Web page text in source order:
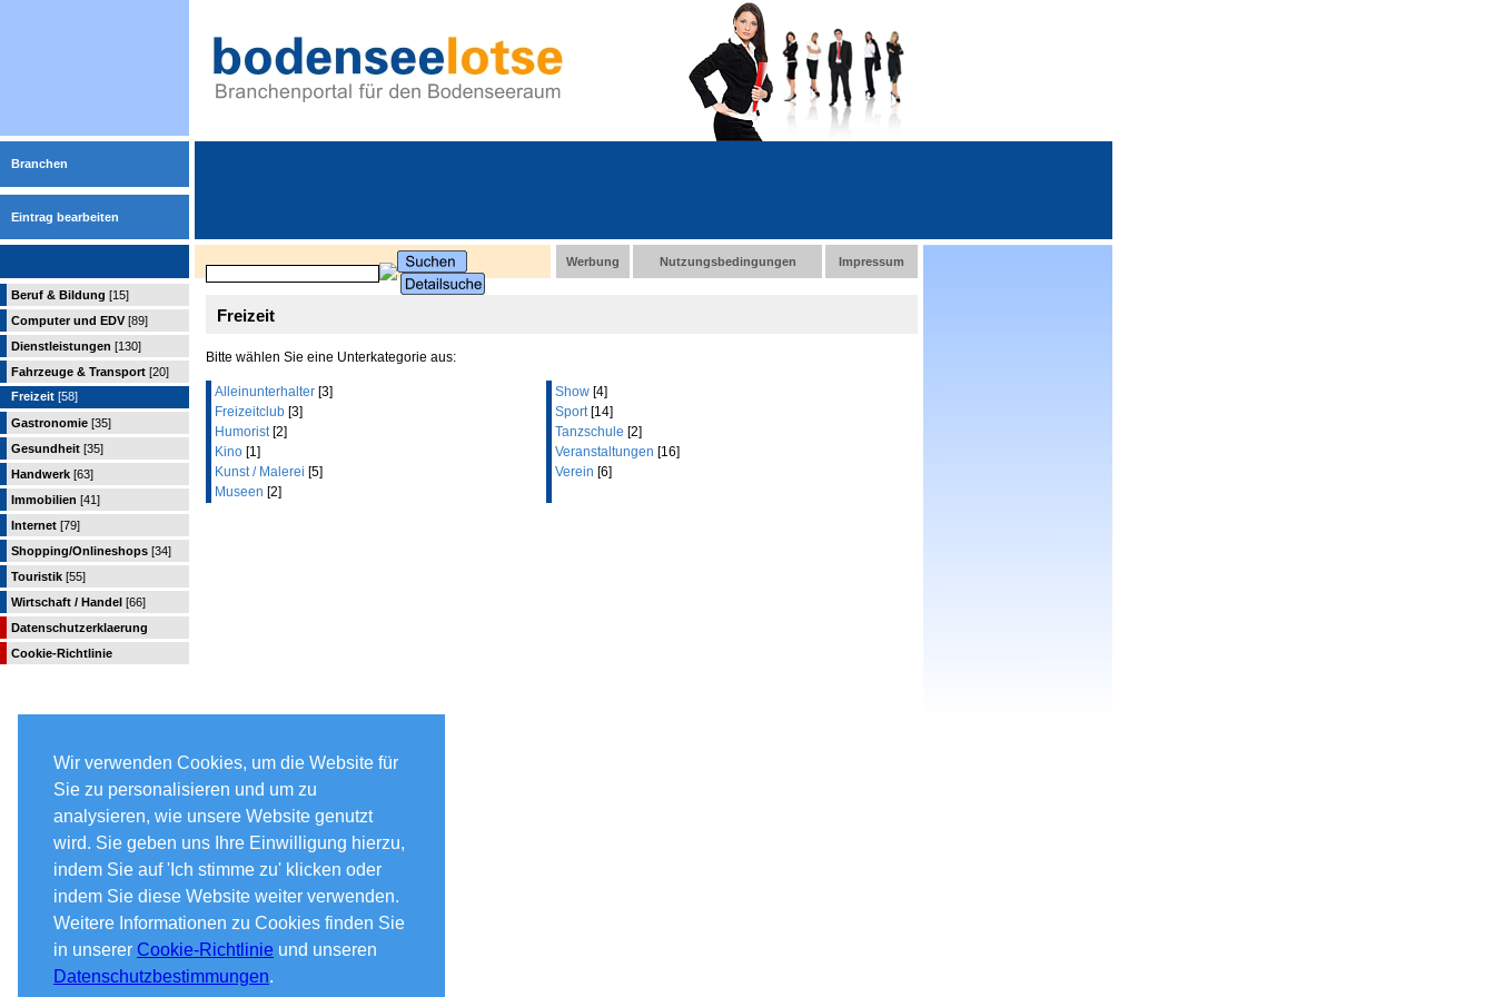
Wir verwenden Cookies, um die Website für
Sie zu personalisieren und um zu
analysieren, wie unsere Website genutzt
wird. Sie geben uns Ihre Einwilligung hierzu,
indem Sie auf 'Ich stimme zu' klicken oder
indem Sie diese Website weiter verwenden.
Weitere Informationen zu Cookies finden Sie
in unserer Cookie-Richtlinie und unseren
Datenschutzbestimmungen.
Branchen
Eintrag bearbeiten
Werbung Nutzungsbedingungen Impressum
Beruf & Bildung [15]
Computer und EDV [89]
Dienstleistungen [130]
Fahrzeuge & Transport [20]
Freizeit [58]
Gastronomie [35]
Gesundheit [35]
Handwerk [63]
Immobilien [41]
Internet [79]
Shopping/Onlineshops [34]
Touristik [55]
Wirtschaft / Handel [66]
Datenschutzerklaerung
Cookie-Richtlinie
Freizeit
Bitte wählen Sie eine Unterkategorie aus:
Alleinunterhalter [3]
Freizeitclub [3]
Humorist[2]
Kino [1]
Kunst / Malerei [5]
Museen [2]
Show [4]
Sport[14]
Tanzschule [2]
Veranstaltungen [16]
Verein [6]